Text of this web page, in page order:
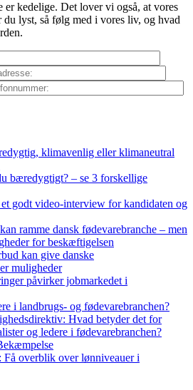
er kedelige. Det lover vi også, at vores
lyst, så følg med i vores liv, og hvad
klimavenlig eller klimaneutral
bæredygtigt? – se 3 forskellige
godt video-interview for kandidaten og
ramme dansk fødevarebranche – men
for beskæftigelsen
kan give danske
muligheder
påvirker jobmarkedet i
i landbrugs- og fødevarebranchen?
Hvad betyder det for
og ledere i fødevarebranchen?
overblik over lønniveauer i